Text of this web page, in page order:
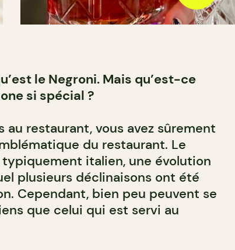
le Negroni. Mais qu’est-ce
si spécial ?
au restaurant, vous avez sûrement
du restaurant. Le
italien, une évolution
plusieurs déclinaisons ont été
Cependant, bien peu peuvent se
que celui qui est servi au